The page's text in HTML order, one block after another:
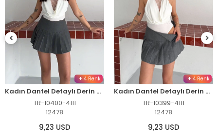
+ 4 Renk
Kadın Dantel Detaylı Derin Dekolte Body Şık Kolsuz Yazlık Bodysuit - Beyaz
TR-10399-4111
12478
9,23 USD
+ 4 Renk
Kadın Dantel Detaylı Derin Dekolte Body Şık Kolsuz Yazlık Bodysuit - Siyah
TR-10398-4111
12478
9,23 USD